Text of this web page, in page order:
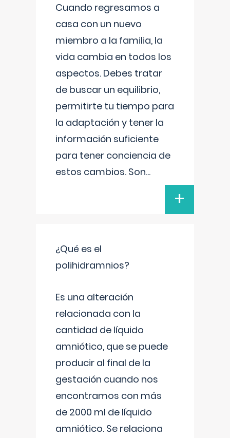
Cuando regresamos a
casa con un nuevo
miembro a la familia, la
vida cambia en todos los
aspectos. Debes tratar
de buscar un equilibrio,
permitirte tu tiempo para
la adaptación y tener la
información suficiente
para tener conciencia de
estos cambios. Son...
+
¿Qué es el
polihidramnios?
Es una alteración
relacionada con la
cantidad de líquido
amniótico, que se puede
producir al final de la
gestación cuando nos
encontramos con más
de 2000 ml de líquido
amniótico. Se relaciona